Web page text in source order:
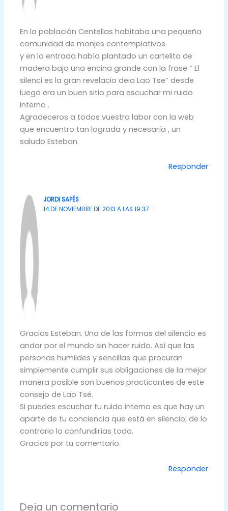
En la población Centellas habitaba una pequeña
comunidad de monjes contemplativos
y en la entrada había plantado un cartelito de
madera bajo una encina grande con la frase “ El
silenci es la gran revelacio deia Lao Tse” desde
luego era un buen sitio para escuchar mi ruido
interno .
Agradeceros a todos vuestra labor con la web
que encuentro tan lograda y necesaría , un
saludo Esteban.
Responder
JORDI SAPÉS
14 DE NOVIEMBRE DE 2013 A LAS 19:37
Gracias Esteban. Una de las formas del silencio es
andar por el mundo sin hacer ruido. Así que las
personas humildes y sencillas que procuran
simplemente cumplir sus obligaciones de la mejor
manera posible son buenos practicantes de este
consejo de Lao Tsé.
Si puedes escuchar tu ruido interno es que hay un
aparte de tu conciencia que está en silencio; de lo
contrario lo confundirías todo.
Gracias por tu comentario.
Responder
Deja un comentario